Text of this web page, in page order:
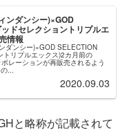
ンダンシー)×GOD
ドセレクショントリプルエ
情報
ダンシー)×GOD SELECTION
トリプルエックス)2カ月前の
レーションが再販売されるよう
...
2020.09.03
と略称が記載されて